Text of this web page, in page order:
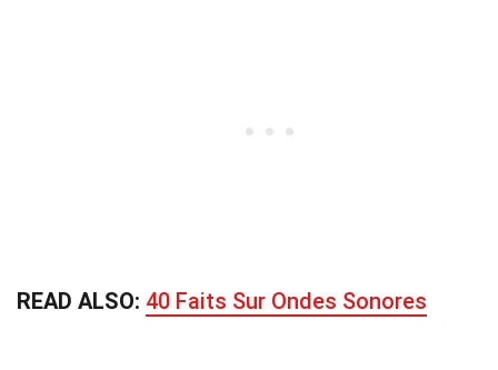
READ ALSO: 40 Faits Sur Ondes Sonores